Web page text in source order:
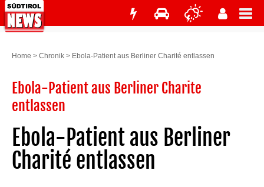
Home > Chronik > Ebola-Patient aus Berliner Charité entlassen
Ebola-Patient aus Berliner Charite
entlassen
Ebola-Patient aus Berliner
Charité entlassen